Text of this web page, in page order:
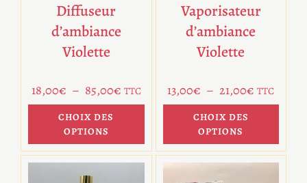
Diffuseur
d’ambiance
Violette
18,00€ – 85,00€ TTC
CHOIX DES
OPTIONS
Vaporisateur
d’ambiance
Violette
13,00€ – 21,00€ TTC
CHOIX DES
OPTIONS